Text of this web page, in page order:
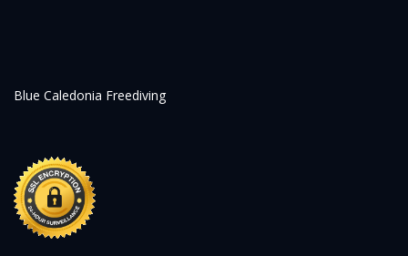
Blue Caledonia Freediving